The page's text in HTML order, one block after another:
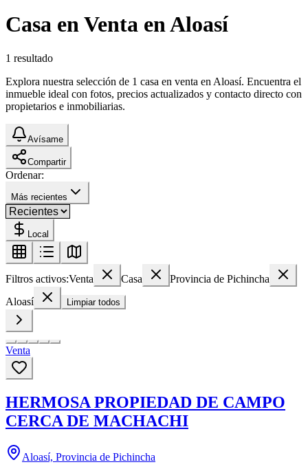
Casa en Venta en Aloasí
1 resultado
Explora nuestra selección de 1 casa en venta en Aloasí. Encuentra el
inmueble ideal con fotos, precios actualizados y contacto directo con
propietarios e inmobiliarias.
Avísame
Compartir
Ordenar:
Más recientes
Local
Filtros activos:Venta Casa
Provincia de Pichincha
Aloasí
Limpiar todos
Venta
HERMOSA PROPIEDAD DE CAMPO
CERCA DE MACHACHI
Aloasí, Provincia de Pichincha